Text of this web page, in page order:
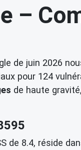
–
de juin 2026
pour 124
de haute
de 8.4, réside